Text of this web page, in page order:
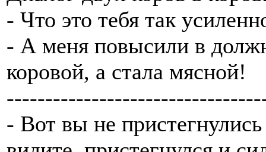
- Что это тебя так
- А меня повысили в
коровой, а стала мясной!
- Вот вы не